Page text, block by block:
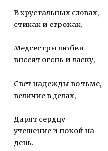
В хрустальных словах,
стихах и строках,
Медсестры любви
вносят огонь и ласку,
Свет надежды во тьме,
величие в делах,
Дарят сердцу
утешение и покой на
день.